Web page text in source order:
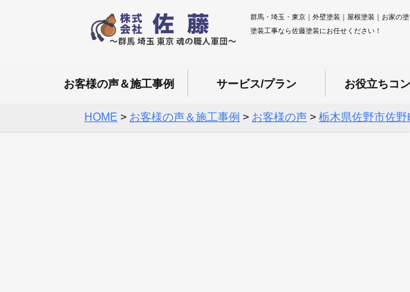
群馬・埼玉・東京｜外壁塗装｜屋根塗装｜お家の塗
塗装工事なら佐藤塗装にお任せください！
お客様の声＆施工事例 サービス/プラン お役立ちコ
HOME > お客様の声＆施工事例 > お客様の声 > 栃木県佐野市佐野